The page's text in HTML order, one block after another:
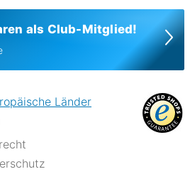
als Club-Mitglied!
Länder